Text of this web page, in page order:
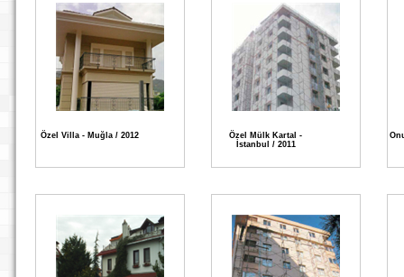
Özel Villa - Muğla / 2012
Özel Mülk Kartal -
İstanbul / 2011